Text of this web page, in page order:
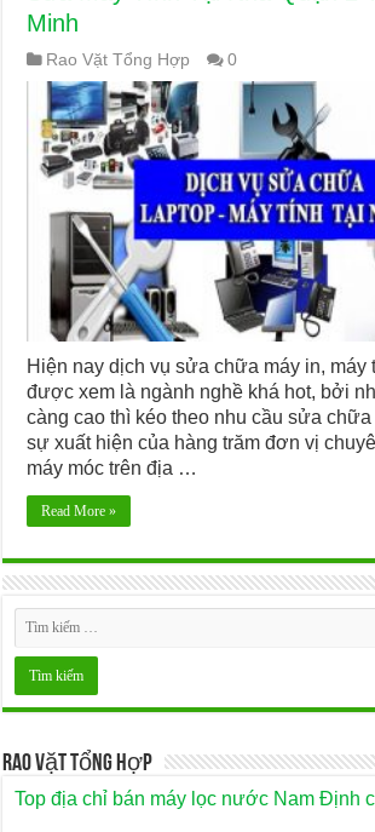
Minh
Rao Vặt Tổng Hợp 0
Hiện nay dịch vụ sửa chữa máy in, máy
được xem là ngành nghề khá hot, bởi
càng cao thì kéo theo nhu cầu sửa
sự xuất hiện của hàng trăm đơn vị
máy móc trên địa …
Read More »
Rao Vặt Tổng Hợp
Top địa chỉ bán máy lọc nước Nam Định